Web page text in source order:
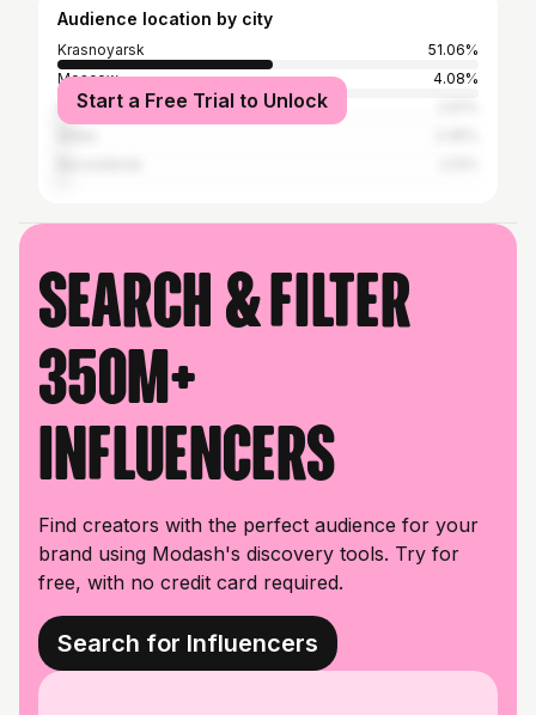
Audience location by city
Krasnoyarsk
51.06%
Moscow
4.08%
Heihe
Start a Free Trial to Unlock
Search & filter
350M+
influencers
Find creators with the perfect audience for your
brand using Modash's discovery tools. Try for
free, with no credit card required.
Search for Influencers